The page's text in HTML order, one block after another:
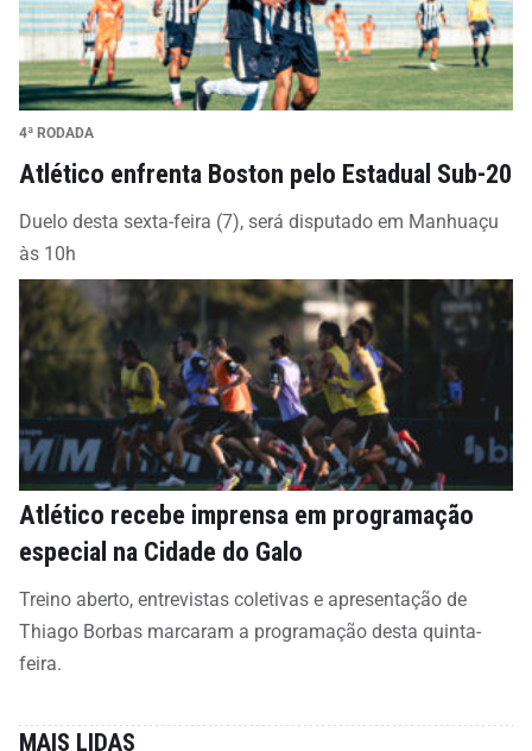
4ª RODADA
Atlético enfrenta Boston pelo Estadual Sub-20
Duelo desta sexta-feira (7), será disputado em Manhuaçu
às 10h
Atlético recebe imprensa em programação
especial na Cidade do Galo
Treino aberto, entrevistas coletivas e apresentação de
Thiago Borbas marcaram a programação desta quinta-
feira.
MAIS LIDAS